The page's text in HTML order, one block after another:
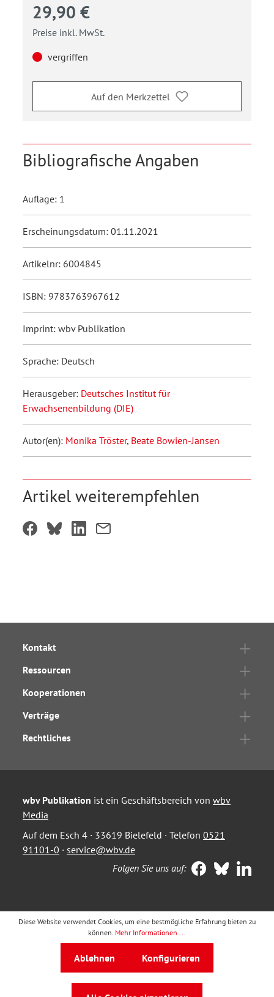
29,90 €
Preise inkl. MwSt.
vergriffen
Auf den Merkzettel
Bibliografische Angaben
Auflage: 1
Erscheinungsdatum: 01.11.2021
Artikelnr: 6004845
ISBN: 9783763967612
Imprint: wbv Publikation
Sprache: Deutsch
Herausgeber: Deutsches Institut für
Erwachsenenbildung (DIE)
Autor(en): Monika Tröster, Beate Bowien-Jansen
Artikel weiterempfehlen
Kontakt
Ressourcen
Kooperationen
Verträge
Rechtliches
wbv Publikation ist ein Geschäftsbereich von wbv
Media
Auf dem Esch 4 · 33619 Bielefeld · Telefon 0521
91101-0 · service@wbv.de
Folgen Sie uns auf:
Diese Website verwendet Cookies, um eine bestmögliche Erfahrung bieten zu
können. Mehr Informationen ...
Ablehnen Konfigurieren